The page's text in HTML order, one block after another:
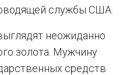
службы США.
неожиданно
золота. Мужчину
средств